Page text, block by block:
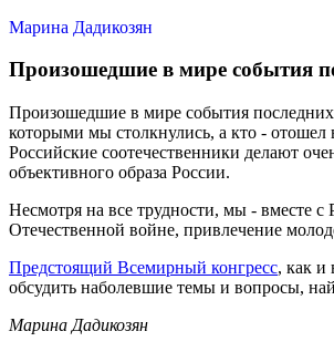
Марина Дадикозян
Произошедшие в мире события
Произошедшие в мире события последних
которыми мы столкнулись, а кто - отошел
Российские соотечественники делают
объективного образа России.
Несмотря на все трудности, мы - вместе
Отечественной войне, привлечение
Предстоящий Всемирный конгресс, как и
обсудить наболевшие темы и вопросы,
Марина Дадикозян